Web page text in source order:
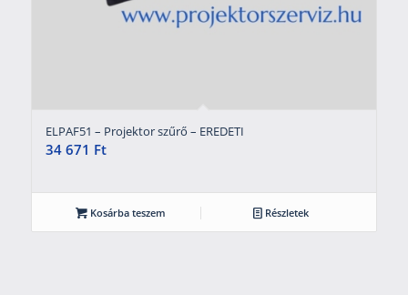
ELPAF51 – Projektor szűrő – EREDETI
34 671 Ft
Kosárba teszem Részletek